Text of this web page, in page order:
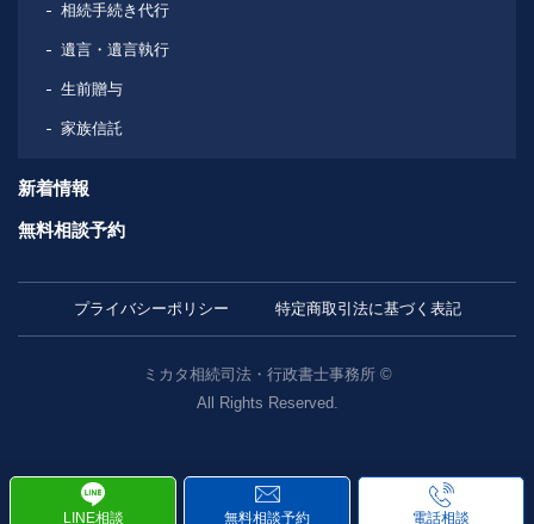
相続手続き代行
遺言・遺言執行
生前贈与
家族信託
新着情報
無料相談予約
プライバシーポリシー 特定商取引法に基づく表記
ミカタ相続司法・行政書士事務所©
All Rights Reserved.
LINE相談 無料相談予約 電話相談